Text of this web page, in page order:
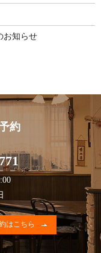
お知らせ
約
はこちら